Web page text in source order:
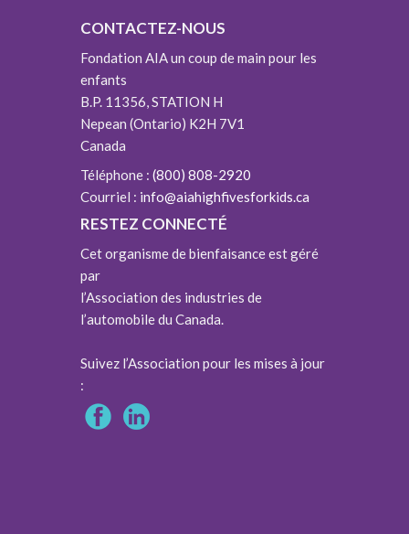
CONTACTEZ-NOUS
Fondation AIA un coup de main pour les
enfants
B.P. 11356, STATION H
Nepean (Ontario) K2H 7V1
Canada
Téléphone :(800) 808-2920
Courriel : info@aiahighfivesforkids.ca
RESTEZ CONNECTÉ
Cet organisme de bienfaisance est géré
par
l’Association des industries de
l’automobile du Canada.
Suivez l’Association pour les mises à jour
: